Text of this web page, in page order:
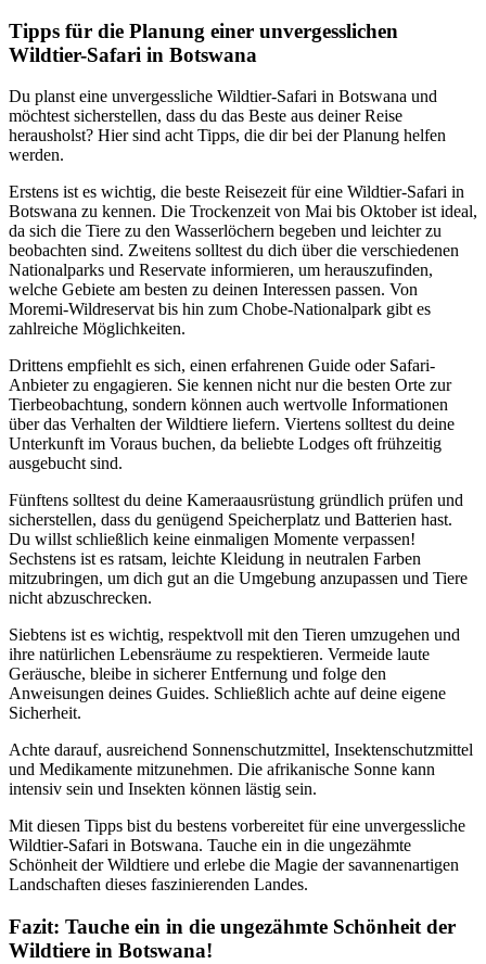
Tipps für die Planung einer unvergesslichen
Wildtier-Safari in Botswana
Du planst eine unvergessliche Wildtier-Safari in Botswana und
möchtest sicherstellen, dass du das Beste aus deiner Reise
herausholst? Hier sind acht Tipps, die dir bei der Planung helfen
werden.
Erstens ist es wichtig, die beste Reisezeit für eine Wildtier-Safari in
Botswana zu kennen. Die Trockenzeit von Mai bis Oktober ist ideal,
da sich die Tiere zu den Wasserlöchern begeben und leichter zu
beobachten sind. Zweitens solltest du dich über die verschiedenen
Nationalparks und Reservate informieren, um herauszufinden,
welche Gebiete am besten zu deinen Interessen passen. Von
Moremi-Wildreservat bis hin zum Chobe-Nationalpark gibt es
zahlreiche Möglichkeiten.
Drittens empfiehlt es sich, einen erfahrenen Guide oder Safari-
Anbieter zu engagieren. Sie kennen nicht nur die besten Orte zur
Tierbeobachtung, sondern können auch wertvolle Informationen
über das Verhalten der Wildtiere liefern. Viertens solltest du deine
Unterkunft im Voraus buchen, da beliebte Lodges oft frühzeitig
ausgebucht sind.
Fünftens solltest du deine Kameraausrüstung gründlich prüfen und
sicherstellen, dass du genügend Speicherplatz und Batterien hast.
Du willst schließlich keine einmaligen Momente verpassen!
Sechstens ist es ratsam, leichte Kleidung in neutralen Farben
mitzubringen, um dich gut an die Umgebung anzupassen und Tiere
nicht abzuschrecken.
Siebtens ist es wichtig, respektvoll mit den Tieren umzugehen und
ihre natürlichen Lebensräume zu respektieren. Vermeide laute
Geräusche, bleibe in sicherer Entfernung und folge den
Anweisungen deines Guides. Schließlich achte auf deine eigene
Sicherheit.
Achte darauf, ausreichend Sonnenschutzmittel, Insektenschutzmittel
und Medikamente mitzunehmen. Die afrikanische Sonne kann
intensiv sein und Insekten können lästig sein.
Mit diesen Tipps bist du bestens vorbereitet für eine unvergessliche
Wildtier-Safari in Botswana. Tauche ein in die ungezähmte
Schönheit der Wildtiere und erlebe die Magie der savannenartigen
Landschaften dieses faszinierenden Landes.
Fazit: Tauche ein in die ungezähmte Schönheit der
Wildtiere in Botswana!